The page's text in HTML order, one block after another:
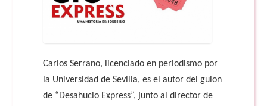
Carlos Serrano, licenciado en periodismo por
la Universidad de Sevilla, es el autor del guion
de “Desahucio Express”, junto al director de